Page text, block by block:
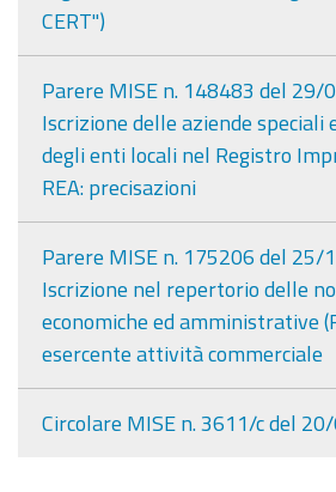
CERT")
Parere MISE n. 148483 del 29/
Iscrizione delle aziende speciali
degli enti locali nel Registro
REA: precisazioni
Parere MISE n. 175206 del 25/
Iscrizione nel repertorio delle
economiche ed amministrative
esercente attività commerciale
Circolare MISE n. 3611/c del